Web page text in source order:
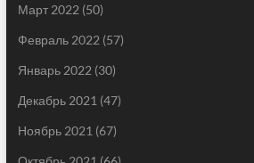
Март 2022 (50)
Февраль 2022 (57)
Январь 2022 (30)
Декабрь 2021 (47)
Ноябрь 2021 (67)